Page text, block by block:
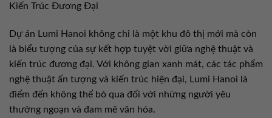
Kiến Trúc Đương Đại
Dự án Lumi Hanoi không chỉ là một khu đô thị mới mà còn
là biểu tượng của sự kết hợp tuyệt vời giữa nghệ thuật và
kiến trúc đương đại. Với không gian xanh mát, các tác phẩm
nghệ thuật ấn tượng và kiến trúc hiện đại, Lumi Hanoi là
điểm đến không thể bỏ qua đối với những người yêu
thưởng ngoạn và đam mê văn hóa.